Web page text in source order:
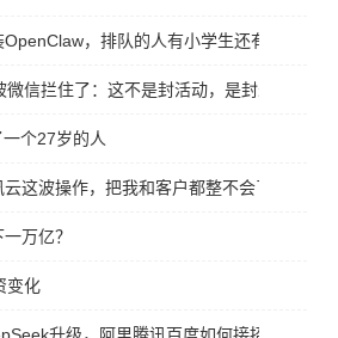
，排队的人有小学生还有大妈
信拦住了：这不是封活动，是封未来
个27岁的人
这波操作，把我和客户都整不会了
万亿？
化